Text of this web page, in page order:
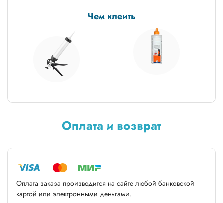
Чем клеить
Оплата и возврат
Оплата заказа производится на сайте любой банковской
картой или электронными деньгами.